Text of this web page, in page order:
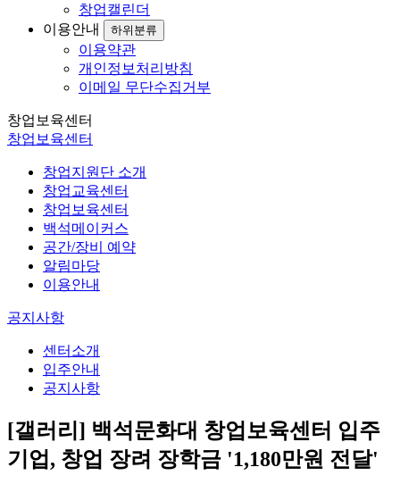
창업캘린더
이용안내
하위분류
이용약관
개인정보처리방침
이메일 무단수집거부
창업보육센터
창업보육센터
창업지원단 소개
창업교육센터
창업보육센터
백석메이커스
공간/장비 예약
알림마당
이용안내
공지사항
센터소개
입주안내
공지사항
[갤러리] 백석문화대 창업보육센터 입주
기업, 창업 장려 장학금 '1,180만원 전달'